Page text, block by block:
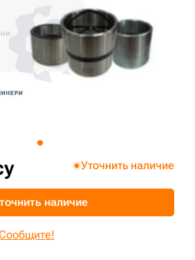
Уточнить наличие
наличие